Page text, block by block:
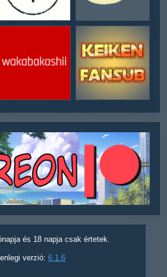
és 18 napja csak értetek.
verzió: 6.1.6